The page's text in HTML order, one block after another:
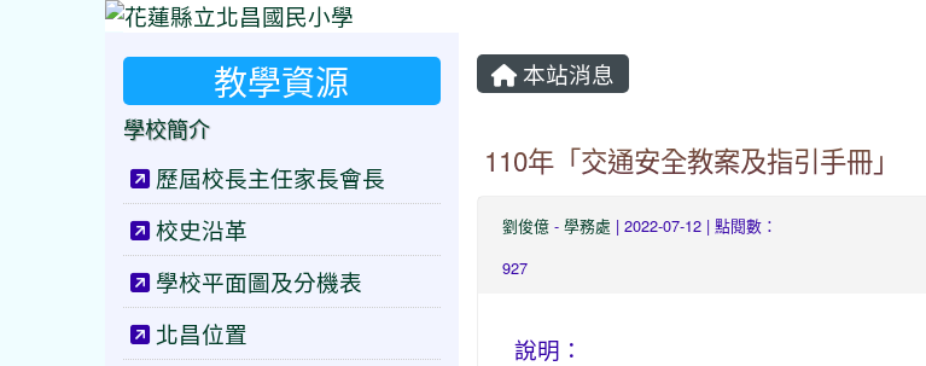
本站消息
110年「交通安全教案及指引手冊」
劉俊億- 學務處 | 2022-07-12 | 點閱數：
927
說明：
教學資源
學校簡介
歷屆校長主任家長會長
校史沿革
學校平面圖及分機表
北昌位置